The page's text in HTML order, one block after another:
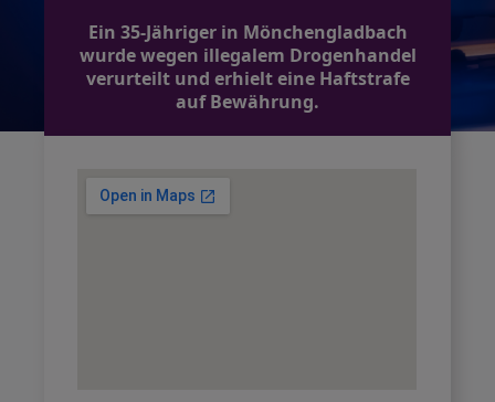
Ein 35-Jähriger in Mönchengladbach
wurde wegen illegalem Drogenhandel
verurteilt und erhielt eine Haftstrafe
auf Bewährung.